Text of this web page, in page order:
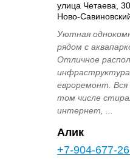
улица Четаева,
Ново-
Уютная
рядом с
Отличное
евроремонт.
том числе
интернет, ...
Алик
+7-904-677-